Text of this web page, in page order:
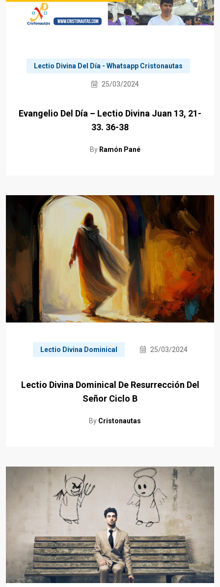
Lectio Divina Del Día - Whatsapp Cristonautas
25/03/2024
Evangelio Del Día – Lectio Divina Juan 13, 21-
33. 36-38
By Ramón Pané
Lectio Divina Dominical 25/03/2024
Lectio Divina Dominical De Resurrección Del
Señor Ciclo B
By Cristonautas